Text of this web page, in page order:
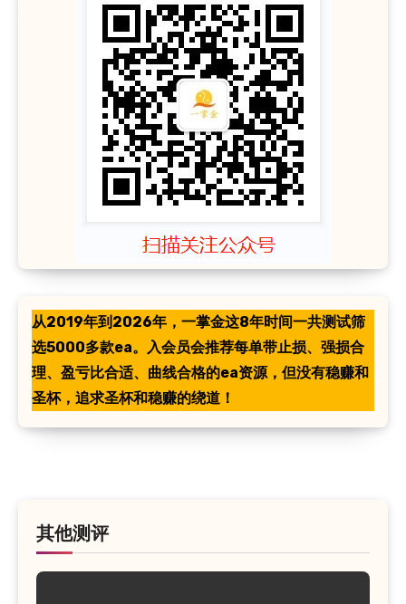
从2019年到2026年，一掌金这8年时间一共测试筛
选5000多款ea。入会员会推荐每单带止损、强损合
理、盈亏比合适、曲线合格的ea资源，但没有稳赚和
圣杯，追求圣杯和稳赚的绕道！
其他测评